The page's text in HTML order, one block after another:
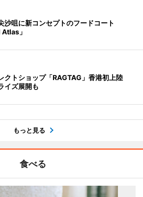
沙咀に新コンセプトのフードコート
Atlas」
クトショップ「RAGTAG」香港初上陸
イズ展開も
もっと見る
食べる